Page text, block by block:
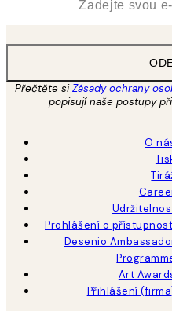
Přečtěte siZásady ochrany
popisují naše postupy
O
Prohlášení o
Desenio
Art
Přihlášení